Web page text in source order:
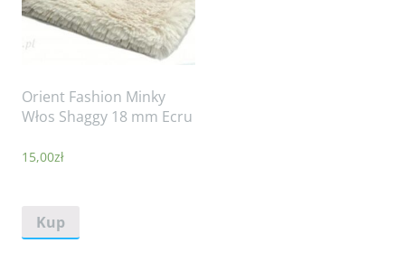
Orient Fashion Minky
Włos Shaggy 18 mm Ecru
15,00zł
Kup